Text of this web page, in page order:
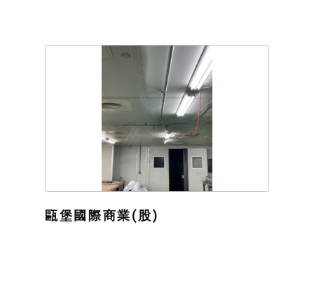
甌堡國際商業(股)